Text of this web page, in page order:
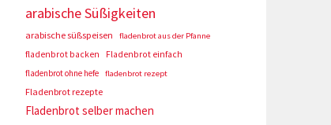
arabische Süßigkeiten
arabische süßspeisen fladenbrot aus der Pfanne
fladenbrot backen
Fladenbrot einfach
fladenbrot ohne hefe
fladenbrot rezept
Fladenbrot rezepte
Fladenbrot selber machen